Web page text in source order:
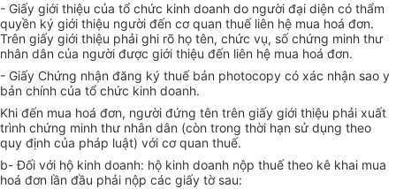
- Giấy giới thiệu của tổ chức kinh doanh do người đại diện có thẩm
quyền ký giới thiệu người đến cơ quan thuế liên hệ mua hoá đơn.
Trên giấy giới thiệu phải ghi rõ họ tên, chức vụ, số chứng minh thư
nhân dân của người được giới thiệu đến liên hệ mua hoá đơn.
- Giấy Chứng nhận đăng ký thuế bản photocopy có xác nhận sao y
bản chính của tổ chức kinh doanh.
Khi đến mua hoá đơn, người đứng tên trên giấy giới thiệu phải xuất
trình chứng minh thư nhân dân (còn trong thời hạn sử dụng theo
quy định của pháp luật) với cơ quan thuế.
b- Đối với hộ kinh doanh: hộ kinh doanh nộp thuế theo kê khai mua
hoá đơn lần đầu phải nộp các giấy tờ sau: